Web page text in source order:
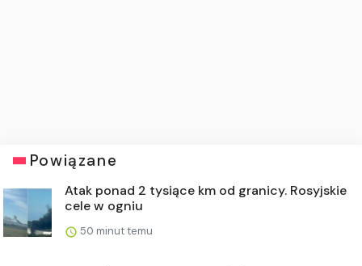
Powiązane
Atak ponad 2 tysiące km od granicy. Rosyjskie
cele w ogniu
50 minut temu